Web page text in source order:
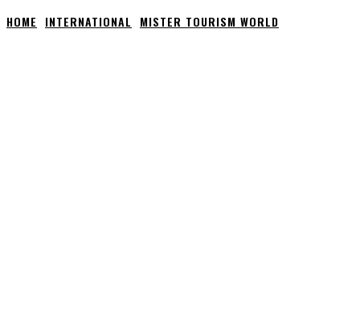
HOME INTERNATIONAL MISTER TOURISM WORLD